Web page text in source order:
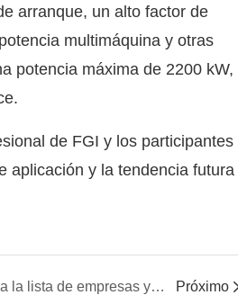
arranque, un alto factor de
multimáquina y otras
potencia máxima de 2200 kW,
de FGI y los participantes
aplicación y la tendencia futura
¡FGI ingresó con éxito a la lista de empresas y clústeres piloto provinciales de transformación digital! Próximo